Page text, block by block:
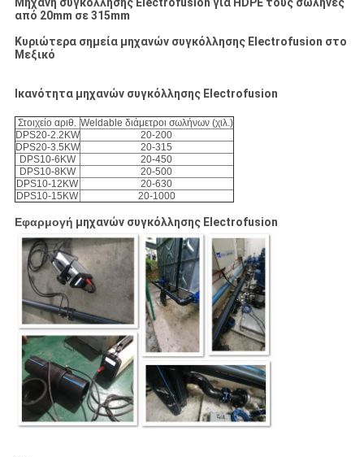
Μηχανή συγκόλλησης Electrofusion για HDPE τους σωλήνες
από 20mm σε 315mm
Κυριώτερα σημεία μηχανών συγκόλλησης Electrofusion στο
Μεξικό
Ικανότητα μηχανών συγκόλλησης Electrofusion
Στοιχείο αριθ. Weldable διάμετροι σωλήνων (χιλ.)
DPS20-2.2KW
20-200
DPS20-3.5KW
20-315
DPS10-6KW
20-450
DPS10-8KW
20-500
DPS10-12KW
20-630
DPS10-15KW
20-1000
Εφαρμογή μηχανών συγκόλλησης Electrofusion